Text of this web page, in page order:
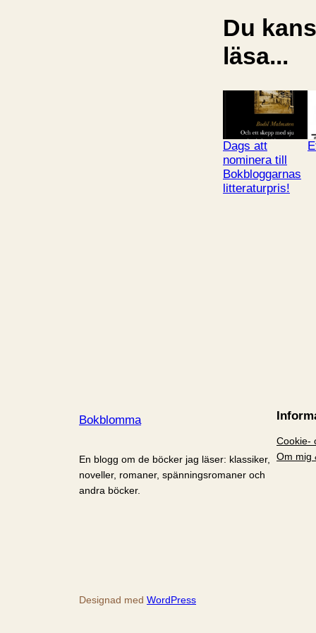
Du
läsa...
Dags att
nominera till
Bokbloggarnas
litteraturpris!
Bokblomma
En blogg om de böcker jag läser: klassiker,
noveller, romaner, spänningsromaner och
andra böcker.
Cookie-
Om mig
Designad med WordPress